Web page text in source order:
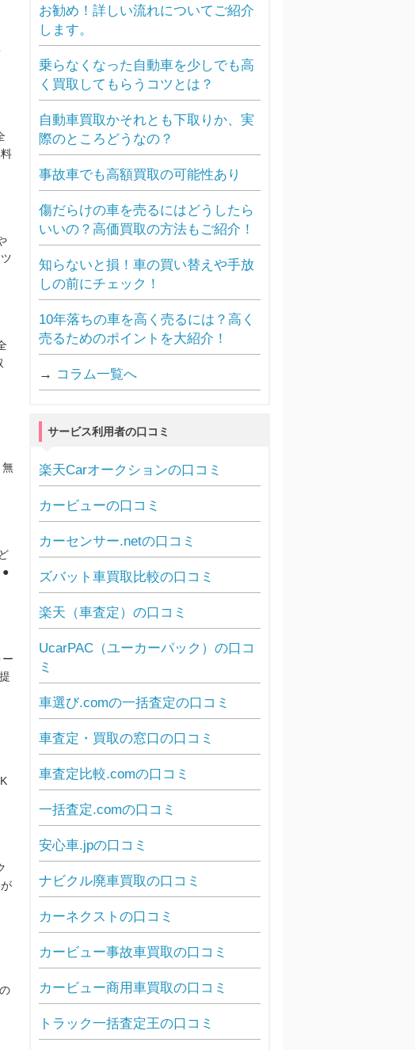
無
●
お勧め！詳しい流れについてご紹介
します。
乗らなくなった自動車を少しでも高
く買取してもらうコツとは？
自動車買取かそれとも下取りか、実
際のところどうなの？
事故車でも高額買取の可能性あり
傷だらけの車を売るにはどうしたら
いいの？高価買取の方法もご紹介！
知らないと損！車の買い替えや手放
しの前にチェック！
10年落ちの車を高く売るには？高く
売るためのポイントを大紹介！
→ コラム一覧へ
サービス利用者の口コミ
楽天Carオークションの口コミ
カービューの口コミ
カーセンサー.netの口コミ
ズバット車買取比較の口コミ
楽天（車査定）の口コミ
UcarPAC（ユーカーパック）の口コ
ミ
車選び.comの一括査定の口コミ
車査定・買取の窓口の口コミ
車査定比較.comの口コミ
一括査定.comの口コミ
安心車.jpの口コミ
ナビクル廃車買取の口コミ
カーネクストの口コミ
カービュー事故車買取の口コミ
カービュー商用車買取の口コミ
トラック一括査定王の口コミ